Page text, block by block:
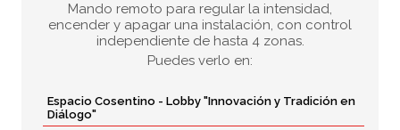
Mando remoto para regular la intensidad,
encender y apagar una instalación, con control
independiente de hasta 4 zonas.
Puedes verlo en:
Espacio Cosentino - Lobby "Innovación y Tradición en
Diálogo"